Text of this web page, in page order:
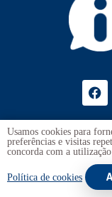
Copyright © 2026 -
Usamos cookies para
preferências e visitas
concorda com a
Política de cookies